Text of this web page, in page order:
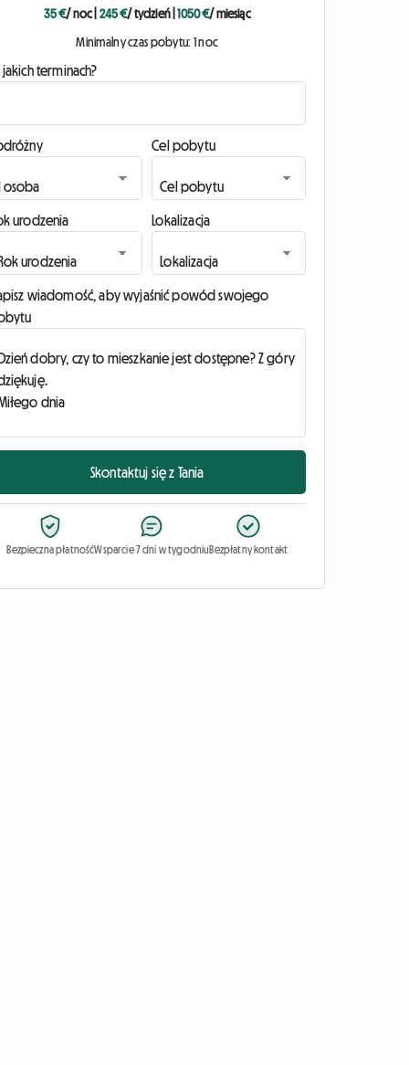
35 €/ noc 245 €/ tydzień|1050 €/ miesiąc
Minimalny czas pobytu: 1 noc
jakich terminach?
Cel pobytu
urodzenia Lokalizacja
wiadomość, aby wyjaśnić powód swojego
Skontaktuj się z Tania
Bezpieczna płatnośćWsparcie 7 dni w tygodniuBezpłatny kontakt